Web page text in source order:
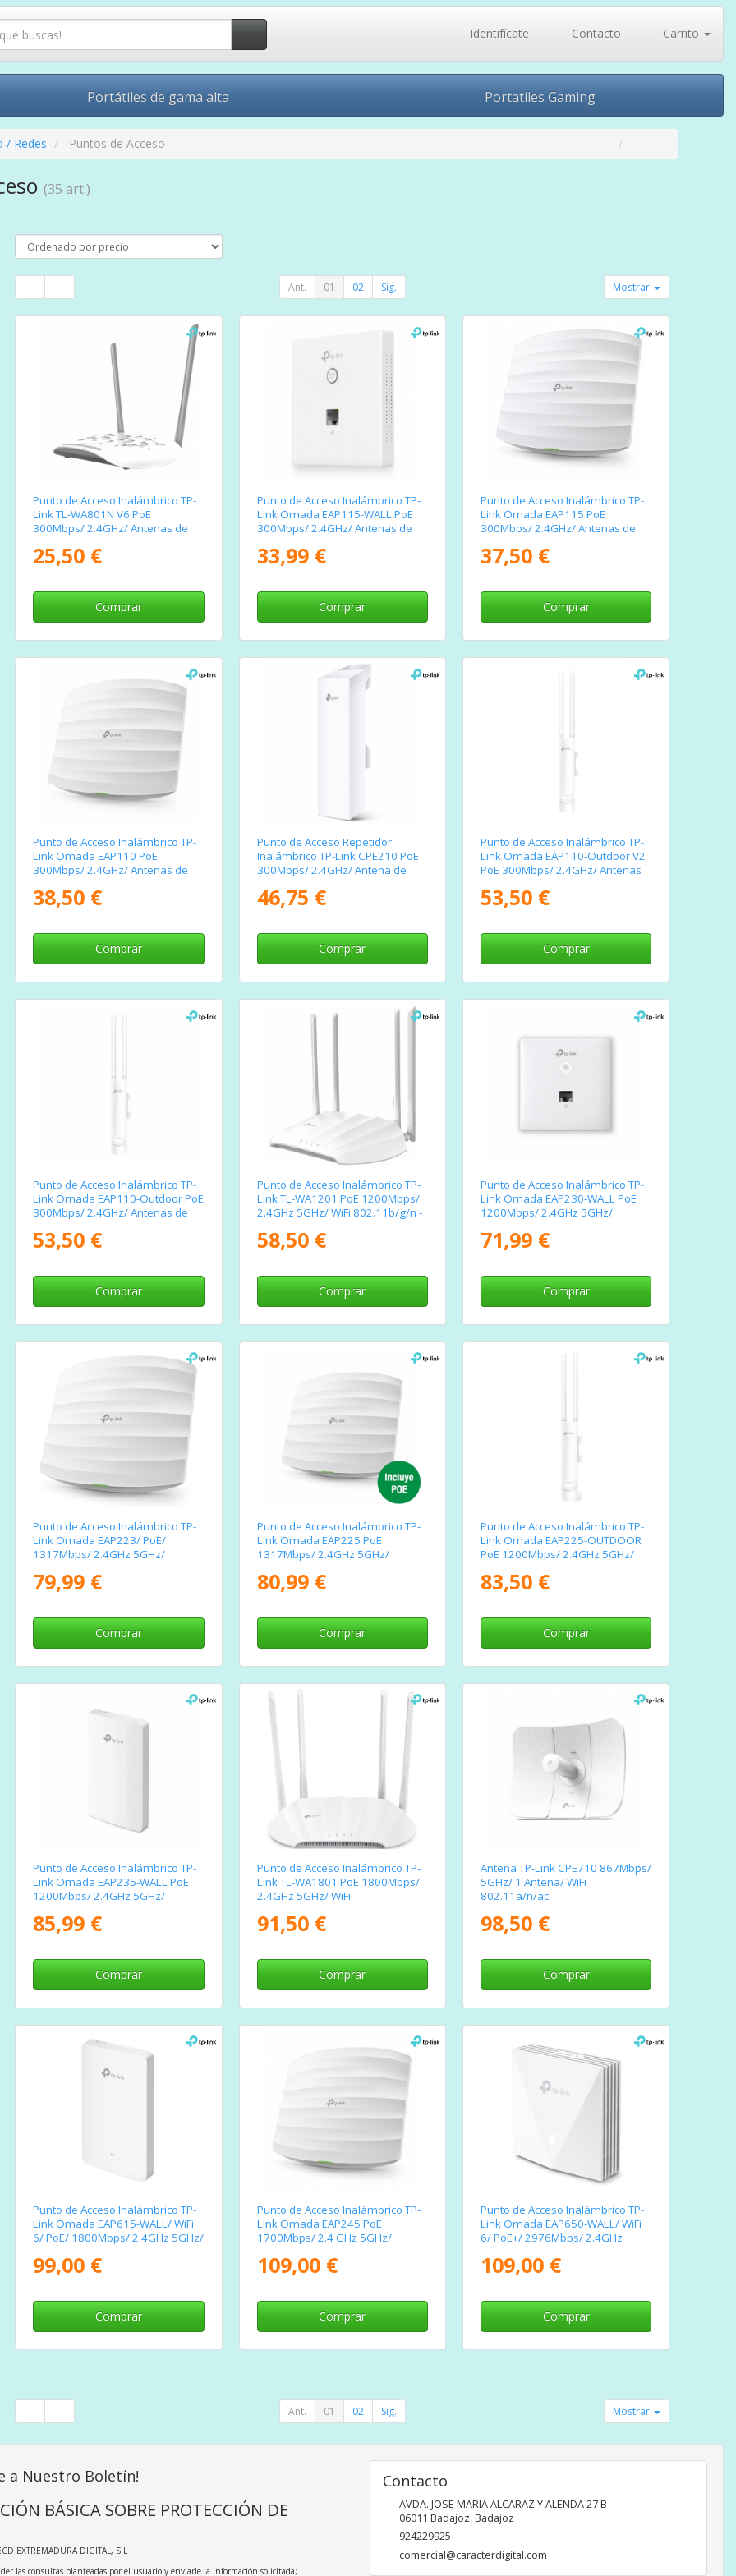
Identifícate Contacto Carrito
Portátiles de gama alta Portatiles Gaming
/ Redes Puntos de Acceso
(35 art.)
Ant. 01 02 Sig. Mostrar
Punto de Acceso Inalámbrico TP-
Link TL-WA801N V6 PoE
300Mbps/ 2.4GHz/ Antenas de
25,50 €
Comprar
Punto de Acceso Inalámbrico TP-
Link Omada EAP115-WALL PoE
300Mbps/ 2.4GHz/ Antenas de
33,99 €
Comprar
Punto de Acceso Inalámbrico TP-
Link Omada EAP115 PoE
300Mbps/ 2.4GHz/ Antenas de
37,50 €
Comprar
Punto de Acceso Inalámbrico TP-
Link Omada EAP110 PoE
300Mbps/ 2.4GHz/ Antenas de
38,50 €
Comprar
Punto de Acceso Repetidor
Inalámbrico TP-Link CPE210 PoE
300Mbps/ 2.4GHz/ Antena de
46,75 €
Comprar
Punto de Acceso Inalámbrico TP-
Link Omada EAP110-Outdoor V2
PoE 300Mbps/ 2.4GHz/ Antenas
53,50 €
Comprar
Punto de Acceso Inalámbrico TP-
Link Omada EAP110-Outdoor PoE
300Mbps/ 2.4GHz/ Antenas de
53,50 €
Comprar
Punto de Acceso Inalámbrico TP-
Link TL-WA1201 PoE 1200Mbps/
2.4GHz 5GHz/ WiFi 802.11b/g/n -
58,50 €
Comprar
Punto de Acceso Inalámbrico TP-
Link Omada EAP230-WALL PoE
1200Mbps/ 2.4GHz 5GHz/
802.11ac/n/b/g
71,99 €
Comprar
Punto de Acceso Inalámbrico TP-
Link Omada EAP223/ PoE/
1317Mbps/ 2.4GHz 5GHz/
ac/n/g/b/a
79,99 €
Comprar
Punto de Acceso Inalámbrico TP-
Link Omada EAP225 PoE
1317Mbps/ 2.4GHz 5GHz/
802.11ac/n/b/g
80,99 €
Comprar
Punto de Acceso Inalámbrico TP-
Link Omada EAP225-OUTDOOR
PoE 1200Mbps/ 2.4GHz 5GHz/
802.11ac/n/b/g/a
83,50 €
Comprar
Punto de Acceso Inalámbrico TP-
Link Omada EAP235-WALL PoE
1200Mbps/ 2.4GHz 5GHz/
802.11ac/a/n/b/g 802.3af/at
85,99 €
Comprar
Punto de Acceso Inalámbrico TP-
Link TL-WA1801 PoE 1800Mbps/
2.4GHz 5GHz/ WiFi
802.11a/n/ac/ax
91,50 €
Comprar
Antena TP-Link CPE710 867Mbps/
5GHz/ 1 Antena/ WiFi
802.11a/n/ac
98,50 €
Comprar
Punto de Acceso Inalámbrico TP-
Link Omada EAP615-WALL/ WiFi
6/ PoE/ 1800Mbps/ 2.4GHz 5GHz/
ax/ac/a/n/b/g 802.3af/at
99,00 €
Comprar
Punto de Acceso Inalámbrico TP-
Link Omada EAP245 PoE
1700Mbps/ 2.4 GHz 5GHz/
802.11ac/n/b/g/a
109,00 €
Comprar
Punto de Acceso Inalámbrico TP-
Link Omada EAP650-WALL/ WiFi
6/ PoE+/ 2976Mbps/ 2.4GHz
802.11 ax/ac/a/n/b/g
109,00 €
Comprar
Ant. 01 02 Sig. Mostrar
a Nuestro Boletín!
BÁSICA SOBRE PROTECCIÓN DE
EXTREMADURA DIGITAL, S.L
las consultas planteadas por el usuario y enviarle la información solicitada;
Contacto
AVDA. JOSE MARIA ALCARAZ Y ALENDA 27 B
06011 Badajoz,Badajoz
924229925
comercial@caracterdigital.com